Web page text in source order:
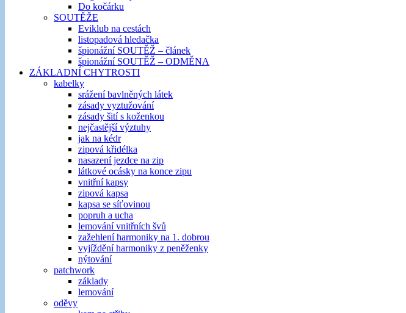
Do kočárku
SOUTĚŽE
Eviklub na cestách
listopadová hledačka
špionážní SOUTĚŽ – článek
špionážní SOUTĚŽ – ODMĚNA
ZÁKLADNÍ CHYTROSTI
kabelky
srážení bavlněných látek
zásady vyztužování
zásady šití s koženkou
nejčastější výztuhy
jak na kédr
zipová křidélka
nasazení jezdce na zip
látkové ocásky na konce zipu
vnitřní kapsy
zipová kapsa
kapsa se síťovinou
popruh a ucha
lemování vnitřních švů
zažehlení harmoniky na 1. dobrou
vyjíždění harmoniky z peněženky
nýtování
patchwork
základy
lemování
oděvy